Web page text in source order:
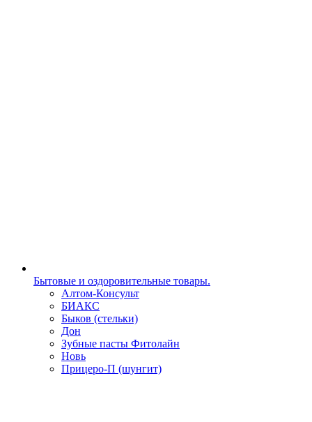
Бытовые и оздоровительные товары.
Алтом-Консульт
БИАКС
Быков (стельки)
Дон
Зубные пасты Фитолайн
Новь
Прицеро-П (шунгит)